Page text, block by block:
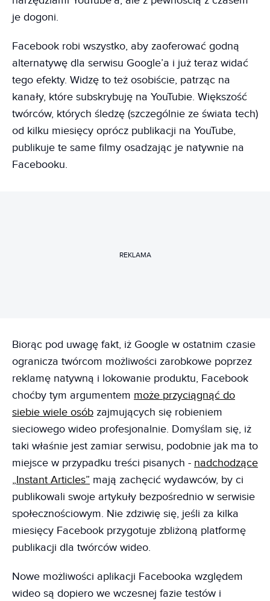
je dogoni.
Facebook robi wszystko, aby zaoferować godną
alternatywę dla serwisu Google’a i już teraz widać
tego efekty. Widzę to też osobiście, patrząc na
kanały, które subskrybuję na YouTubie. Większość
twórców, których śledzę (szczególnie ze świata tech)
od kilku miesięcy oprócz publikacji na YouTube,
publikuje te same filmy osadzając je natywnie na
Facebooku.
REKLAMA
Biorąc pod uwagę fakt, iż Google w ostatnim czasie
ogranicza twórcom możliwości zarobkowe poprzez
reklamę natywną i lokowanie produktu, Facebook
choćby tym argumentem może przyciągnąć do
siebie wiele osób zajmujących się robieniem
sieciowego wideo profesjonalnie. Domyślam się, iż
taki właśnie jest zamiar serwisu, podobnie jak ma to
miejsce w przypadku treści pisanych - nadchodzące
„Instant Articles” mają zachęcić wydawców, by ci
publikowali swoje artykuły bezpośrednio w serwisie
społecznościowym. Nie zdziwię się, jeśli za kilka
miesięcy Facebook przygotuje zbliżoną platformę
publikacji dla twórców wideo.
Nowe możliwości aplikacji Facebooka względem
wideo są dopiero we wczesnej fazie testów i